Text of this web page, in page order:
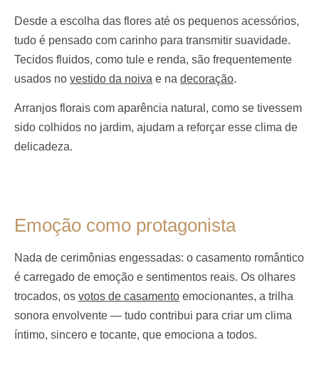
Desde a escolha das flores até os pequenos acessórios,
tudo é pensado com carinho para transmitir suavidade.
Tecidos fluidos, como tule e renda, são frequentemente
usados no vestido da noiva e na decoração.
Arranjos florais com aparência natural, como se tivessem
sido colhidos no jardim, ajudam a reforçar esse clima de
delicadeza.
Emoção como protagonista
Nada de cerimônias engessadas: o casamento romântico
é carregado de emoção e sentimentos reais. Os olhares
trocados, os votos de casamento emocionantes, a trilha
sonora envolvente — tudo contribui para criar um clima
íntimo, sincero e tocante, que emociona a todos.